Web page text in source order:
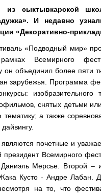
из сыктывкарской
И недавно
«Декоративно-
«Подводный мир»
Всемирного
объединил более пяти
зарубежья. Программа
изобразительного
снятых детьми
а также
почетные и
президент Всемирного
Мерсье. Второй –
Кусто - Андре Лабан.
на то, что